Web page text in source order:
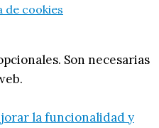
de cookies
Son necesarias
la funcionalidad y